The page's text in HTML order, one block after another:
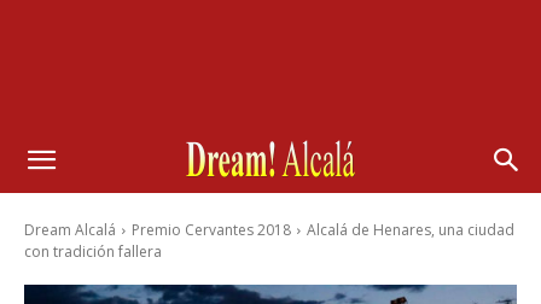
Dream Alcalá Premio Cervantes 2018
Alcalá de Henares, una ciudad
con tradición fallera